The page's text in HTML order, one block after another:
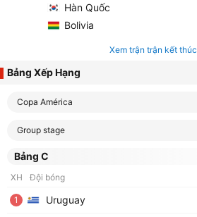
Hàn Quốc
Bolivia
Xem trận trận kết thúc
Bảng Xếp Hạng
Copa América
Group stage
Bảng C
XH Đội bóng
1 Uruguay